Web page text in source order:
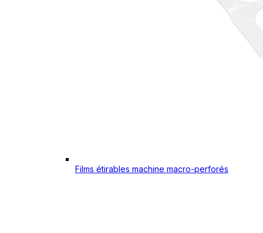
Films étirables machine macro-perforés